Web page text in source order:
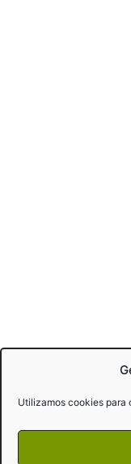
Utilizamos cookies para